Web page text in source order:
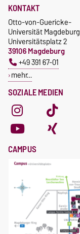
SOZIALE MEDIEN
KONTAKT
Otto-von-Guericke-
Universität Magdeburg
Universitätsplatz 2
39106 Magdeburg
+49 391 67-01
mehr…
CAMPUS